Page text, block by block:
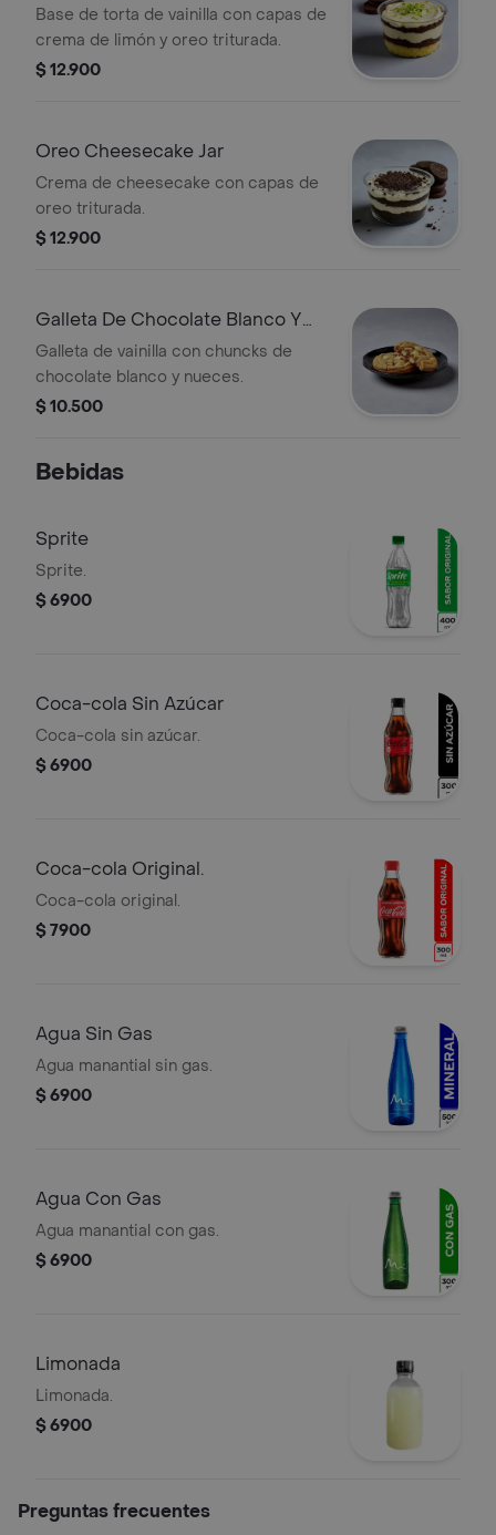
Base de torta de vainilla con capas de
crema de limón y oreo triturada.
$ 12.900
Oreo Cheesecake Jar
Crema de cheesecake con capas de
oreo triturada.
$ 12.900
Galleta De Chocolate Blanco Y
Nueces
Galleta de vainilla con chuncks de
chocolate blanco y nueces.
$ 10.500
Bebidas
Sprite
Sprite.
$ 6900
Coca-cola Sin Azúcar
Coca-cola sin azúcar.
$ 6900
Coca-cola Original.
Coca-cola original.
$ 7900
Agua Sin Gas
Agua manantial sin gas.
$ 6900
Agua Con Gas
Agua manantial con gas.
$ 6900
Limonada
Limonada.
$ 6900
Preguntas frecuentes